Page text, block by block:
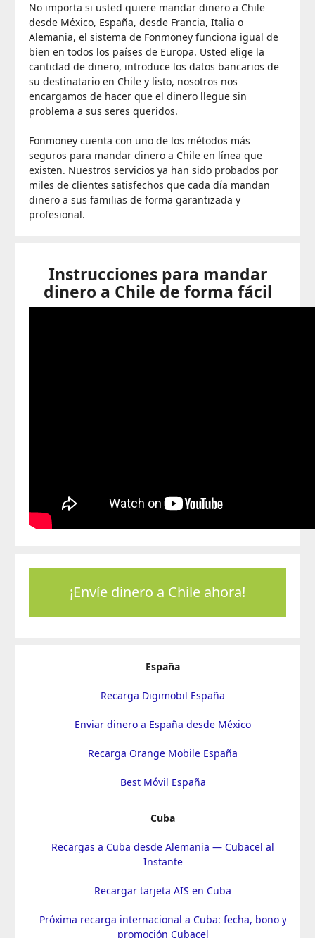
No importa si usted quiere mandar dinero a Chile
desde México, España, desde Francia, Italia o
Alemania, el sistema de Fonmoney funciona igual de
bien en todos los países de Europa. Usted elige la
cantidad de dinero, introduce los datos bancarios de
su destinatario en Chile y listo, nosotros nos
encargamos de hacer que el dinero llegue sin
problema a sus seres queridos.
Fonmoney cuenta con uno de los métodos más
seguros para mandar dinero a Chile en línea que
existen. Nuestros servicios ya han sido probados por
miles de clientes satisfechos que cada día mandan
dinero a sus familias de forma garantizada y
profesional.
Instrucciones para mandar
dinero a Chile de forma fácil
¡Envíe dinero a Chile ahora!
España
Recarga Digimobil España
Enviar dinero a España desde México
Recarga Orange Mobile España
Best Móvil España
Cuba
Recargas a Cuba desde Alemania — Cubacel al
Instante
Recargar tarjeta AIS en Cuba
Próxima recarga internacional a Cuba: fecha, bono y
promoción Cubacel